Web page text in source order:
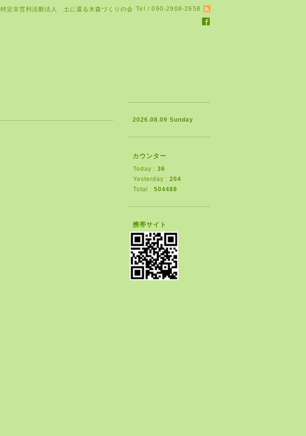
特定非営利活動法人 土に還る木森づくりの会 Tel / 090-2908-2658
2026.08.09 Sunday
カウンター
Today : 36
Yesterday : 204
Total : 504488
携帯サイト